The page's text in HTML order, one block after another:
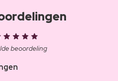
beoordeling